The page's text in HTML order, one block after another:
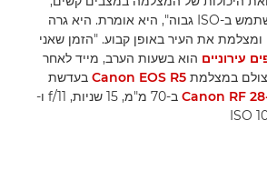
למשל שאני נאלצת להשתמש ב-ISO גבוה", היא אומרת. היא גרה
את העיר באופן קבוע. "הזמן שאני
עירוניים הוא בשעות הערב, מייד לאחר
במצלמת Canon EOS R5 בעדשת
Canon RF
ב-70 מ"מ, 15 שניות, f/11 ו-
ISO